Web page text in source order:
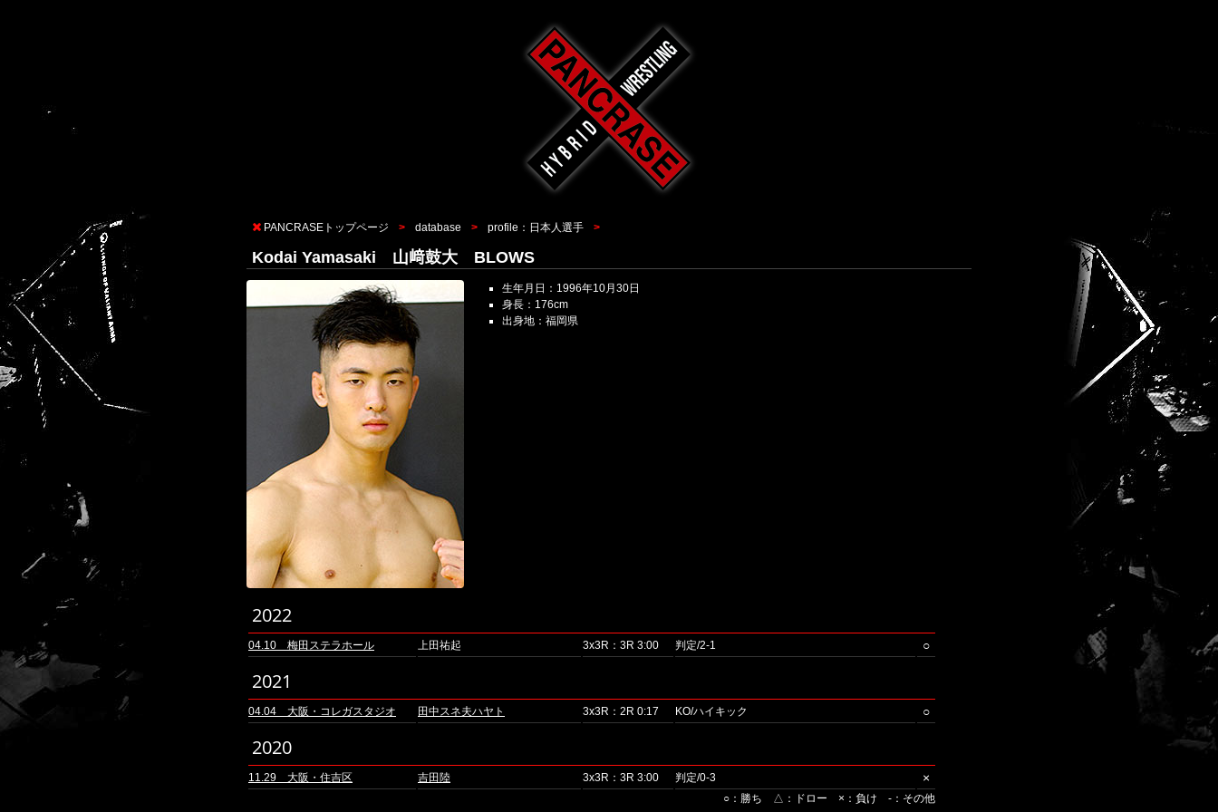
PANCRASEトップページ database profile：日本人選手
Kodai Yamasaki 山﨑鼓大 BLOWS
生年月日：1996年10月30日
身長：176cm
出身地：福岡県
2022
04.10 梅田ステラホール 上田祐起 3x3R：3R 3:00 判定/2-1 ○
2021
04.04 大阪・コレガスタジオ 田中スネ夫ハヤト 3x3R：2R 0:17 KO/ハイキック ○
2020
11.29 大阪・住吉区 吉田陸 3x3R：3R 3:00 判定/0-3 ×
○：勝ち △：ドロー ×：負け -：その他